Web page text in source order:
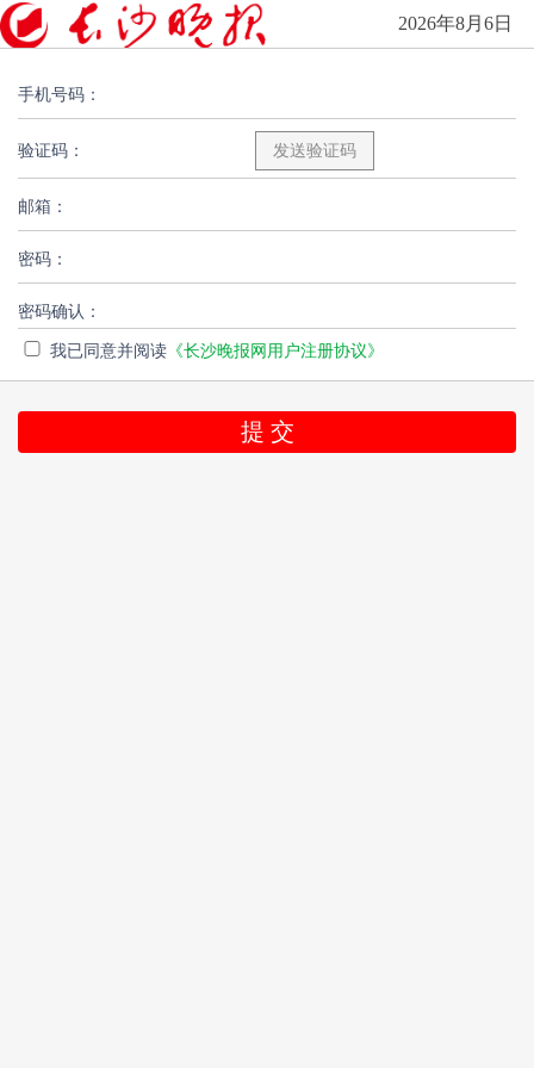
2026年8月6日
手机号码：
验证码：
邮箱：
密码：
密码确认：
我已同意并阅读 《长沙晚报网用户注册协议》
提 交